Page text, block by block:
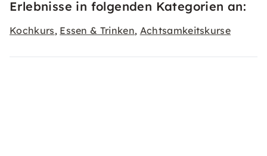
Erlebnisse in folgenden Kategorien an:
Kochkurs, Essen & Trinken, Achtsamkeitskurse